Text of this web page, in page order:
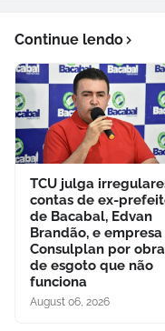
Continue lendo
TCU julga
contas de ex-
de Bacabal, Edvan
Brandão, e empresa
Consulplan por obra
de esgoto que não
funciona
August 06, 2026